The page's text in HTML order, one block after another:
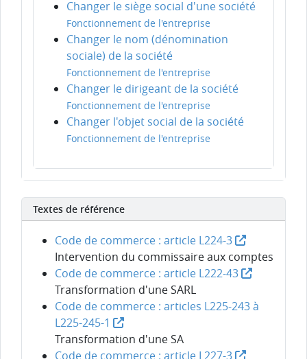
Changer le siège social d'une société
Fonctionnement de l'entreprise
Changer le nom (dénomination
sociale) de la société
Fonctionnement de l'entreprise
Changer le dirigeant de la société
Fonctionnement de l'entreprise
Changer l'objet social de la société
Fonctionnement de l'entreprise
Textes de référence
Code de commerce : article L224-3
Intervention du commissaire aux comptes
Code de commerce : article L222-43
Transformation d'une SARL
Code de commerce : articles L225-243 à
L225-245-1
Transformation d'une SA
Code de commerce : article L227-3